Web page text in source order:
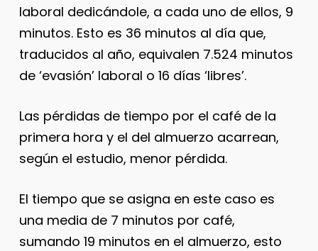
laboral dedicándole, a cada uno de ellos, 9
minutos. Esto es 36 minutos al día que,
traducidos al año, equivalen 7.524 minutos
de ‘evasión’ laboral o 16 días ‘libres’.
Las pérdidas de tiempo por el café de la
primera hora y el del almuerzo acarrean,
según el estudio, menor pérdida.
El tiempo que se asigna en este caso es
una media de 7 minutos por café,
sumando 19 minutos en el almuerzo, esto